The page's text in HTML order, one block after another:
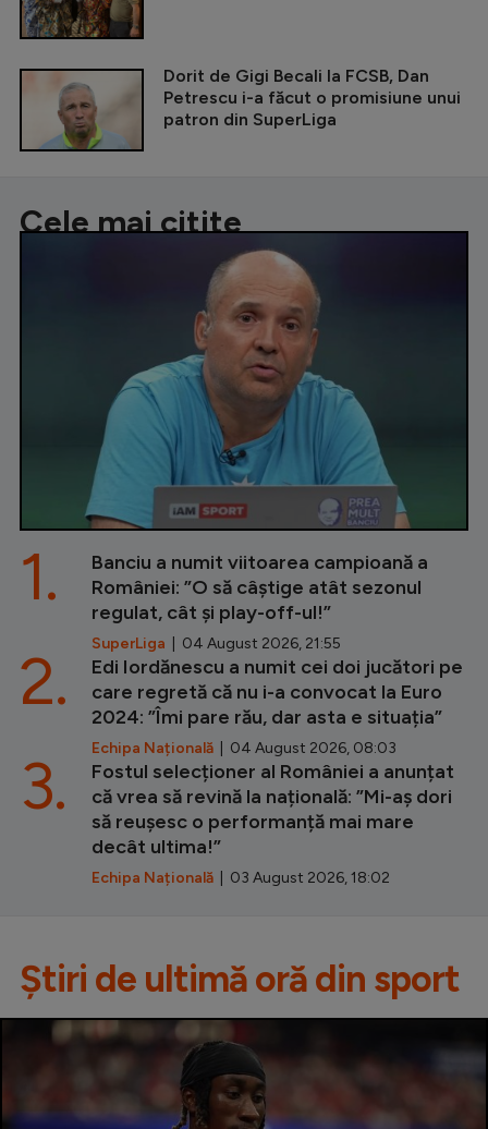
Dorit de Gigi Becali la FCSB, Dan
Petrescu i-a făcut o promisiune unui
patron din SuperLiga
Cele mai citite
Banciu a numit viitoarea campioană a
României: ”O să câștige atât sezonul
regulat, cât și play-off-ul!”
SuperLiga | 04 August 2026, 21:55
1.
Edi Iordănescu a numit cei doi jucători pe
care regretă că nu i-a convocat la Euro
2024: ”Îmi pare rău, dar asta e situația”
Echipa Națională | 04 August 2026, 08:03
2.
Fostul selecționer al României a anunțat
că vrea să revină la națională: ”Mi-aș dori
să reușesc o performanță mai mare
decât ultima!”
Echipa Națională | 03 August 2026, 18:02
3.
Știri de ultimă oră din sport